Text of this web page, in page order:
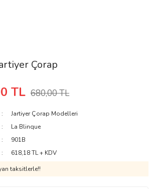
Çorap
TL 680,00 TL
Jartiyer Çorap Modelleri
La Blinque
901B
618,18 TL + KDV
taksitlerle!!